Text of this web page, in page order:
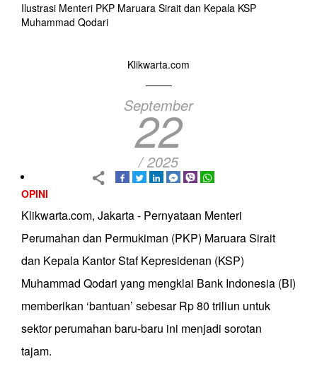
Ilustrasi Menteri PKP Maruara Sirait dan Kepala KSP
Muhammad Qodari
Klikwarta.com
September
22
/ 2025
OPINI
Klikwarta.com, Jakarta - Pernyataan Menteri
Perumahan dan Permukiman (PKP) Maruara Sirait
dan Kepala Kantor Staf Kepresidenan (KSP)
Muhammad Qodari yang mengklai Bank Indonesia (BI)
memberikan ‘bantuan’ sebesar Rp 80 triliun untuk
sektor perumahan baru-baru ini menjadi sorotan
tajam.